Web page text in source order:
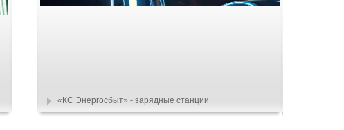
«КС Энергосбыт» - зарядные станции